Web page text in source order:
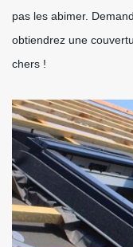
pas les abimer.
obtiendrez une
chers !